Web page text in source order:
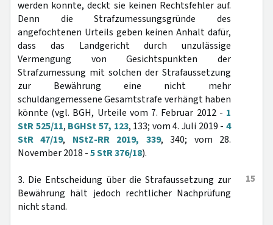
werden konnte, deckt sie keinen Rechtsfehler auf.
Denn die Strafzumessungsgründe des
angefochtenen Urteils geben keinen Anhalt dafür,
dass das Landgericht durch unzulässige
Vermengung von Gesichtspunkten der
Strafzumessung mit solchen der Strafaussetzung
zur Bewährung eine nicht mehr
schuldangemessene Gesamtstrafe verhängt haben
könnte (vgl. BGH, Urteile vom 7. Februar 2012 - 1
StR 525/11, BGHSt 57, 123, 133; vom 4. Juli 2019 -4
StR 47/19, NStZ-RR 2019, 339, 340; vom 28.
November 2018 -5 StR 376/18).
15
3. Die Entscheidung über die Strafaussetzung zur
Bewährung hält jedoch rechtlicher Nachprüfung
nicht stand.